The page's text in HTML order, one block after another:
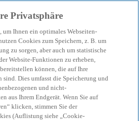
meistern:
Privatsphäre
um Ihnen ein optimales Webseiten-
Cookies zum Speichern, z. B. um
zu sorgen, aber auch um statistische
Website-Funktionen zu erheben,
können, die auf Ihre
sind. Dies umfasst die Speicherung und
und nicht-
aus Ihrem Endgerät. Wenn Sie auf
klicken, stimmen Sie der
(Auflistung siehe „Cookie-